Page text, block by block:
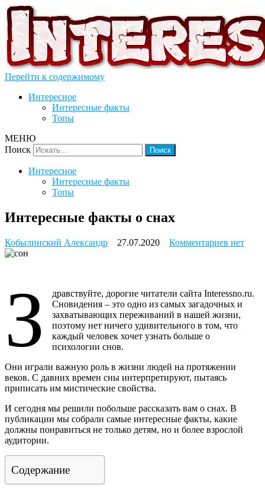
Перейти к содержимому
Интересное
Интересные факты
Топы
МЕНЮ
Поиск
Интересное
Интересные факты
Топы
Интересные факты о снах
Кобылинский Александр 27.07.2020 Комментариев к
снах
нет
З
дравствуйте, дорогие читатели сайта Interessno.ru.
Сновидения – это одно из самых загадочных и
захватывающих переживаний в нашей жизни,
поэтому нет ничего удивительного в том, что
каждый человек хочет узнать больше о
психологии снов.
Они играли важную роль в жизни людей на протяжении
веков. С давних времен сны интерпретируют, пытаясь
приписать им мистические свойства.
И сегодня мы решили побольше рассказать вам о снах. В
публикации мы собрали самые интересные факты, какие
должны понравиться не только детям, но и более взрослой
аудитории.
Содержание